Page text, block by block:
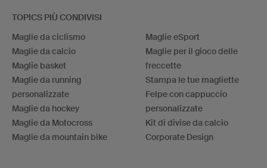
TOPICS PIÙ CONDIVISI
Maglie da ciclismo
Maglie da calcio
Maglie basket
Maglie da running
personalizzate
Maglie da hockey
Maglie da Motocross
Maglie da mountain bike
Maglie eSport
Maglie per il gioco delle
freccette
Stampa le tue magliette
Felpe con cappuccio
personalizzate
Kit di divise da calcio
Corporate Design